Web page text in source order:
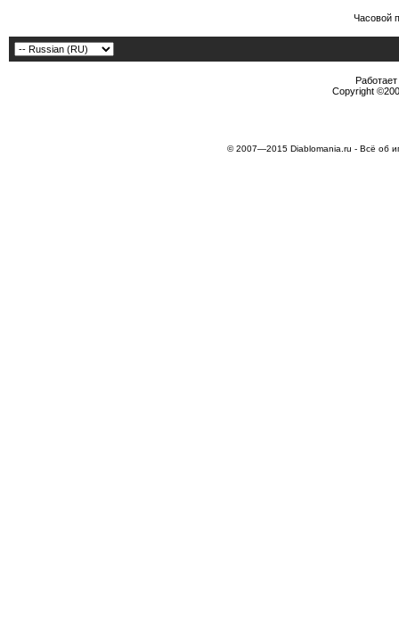
Часовой
Copyright
© 2007—2015 Diablomania.ru - Всё об